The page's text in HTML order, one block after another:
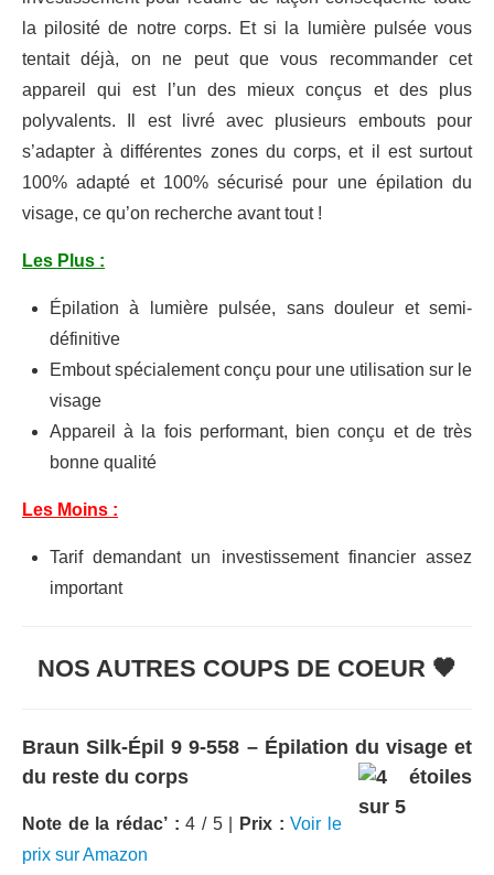
la pilosité de notre corps. Et si la lumière pulsée vous
tentait déjà, on ne peut que vous recommander cet
appareil qui est l’un des mieux conçus et des plus
polyvalents. Il est livré avec plusieurs embouts pour
s’adapter à différentes zones du corps, et il est surtout
100% adapté et 100% sécurisé pour une épilation du
visage, ce qu’on recherche avant tout !
Les Plus :
Épilation à lumière pulsée, sans douleur et semi-
définitive
Embout spécialement conçu pour une utilisation sur le
visage
Appareil à la fois performant, bien conçu et de très
bonne qualité
Les Moins :
Tarif demandant un investissement financier assez
important
NOS AUTRES COUPS DE COEUR 🖤
Braun Silk-Épil 9 9-558 – Épilation du visage et
du reste du corps
Note de la rédac’ : 4 / 5 | Prix : Voir le
prix sur Amazon